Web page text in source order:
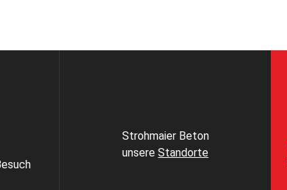
Strohmaier Beton
unsereStandorte